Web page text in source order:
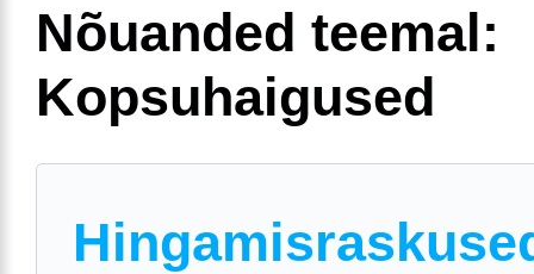
Nõuanded teemal:
Kopsuhaigused